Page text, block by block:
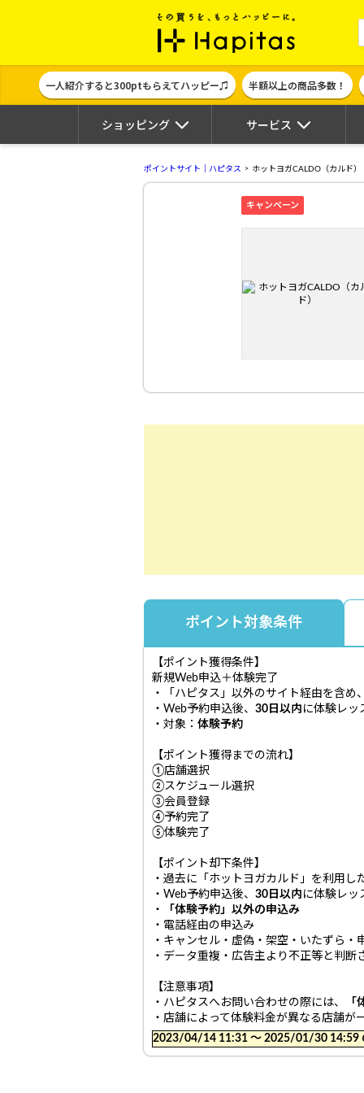
ポイント貯め
一人紹介すると300ptもらえてハッピー♫ 半額以上の商品多数！
ショッピング サービス
ポイントサイト｜ハピタス ホットヨガCALDO（カルド）
キャンペーン
ポイント対象条件
【ポイント獲得条件】
新規Web申込＋体験完了
・「ハピタス」以外のサイト経由を含
・Web予約申込後、 30日以内 に体験レッ
・対象： 体験予約
【ポイント獲得までの流れ】
①店舗選択
②スケジュール選択
③会員登録
④予約完了
⑤体験完了
【ポイント却下条件】
・過去に「ホットヨガカルド」を利用
・Web予約申込後、 30日以内 に体験レッ
・
「 体験予約」以外の申込み
・電話経由の申込み
・キャンセル・虚偽・架空・いたずら・
・データ重複・広告主より不正等と判断
【注意事項】
・ハピタスへお問い合わせの際には、
「
・店舗によって体験料金が異なる店舗が
2023/04/14 11:31 〜 2025/01/30 14:59